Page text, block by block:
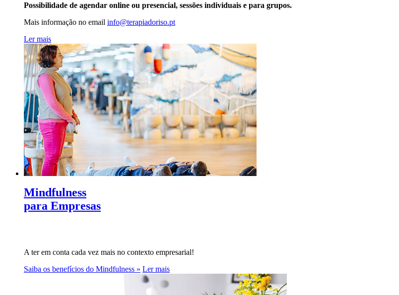
Possibilidade de agendar online ou presencial, sessões individuais e para grupos.
Mais informação no email info@terapiadoriso.pt
Ler mais
Mindfulness
para Empresas
A ter em conta cada vez mais no contexto empresarial!
Saiba os benefícios do Mindfulness » Ler mais